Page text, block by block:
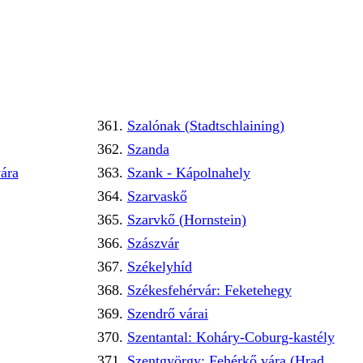
Szalónak (Stadtschlaining)
Szanda
Szank - Kápolnahely
Szarvaskő
Szarvkő (Hornstein)
Szászvár
Székelyhíd
Székesfehérvár: Feketehegy
Szendrő várai
Szentantal: Koháry-Coburg-kastély